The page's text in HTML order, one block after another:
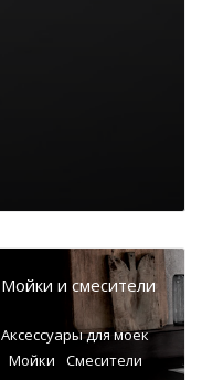
Мойки и смесители
Аксессуары для моек
Мойки
Смесители